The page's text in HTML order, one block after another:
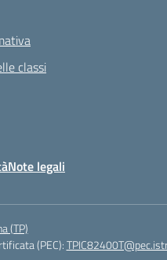
classi
Note legali
(TP)
(PEC):